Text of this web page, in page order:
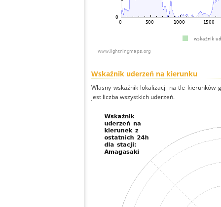
Wskaźnik uderzeń na kierunku
Własny wskaźnik lokalizacji na tle
jest liczba wszystkich uderzeń.